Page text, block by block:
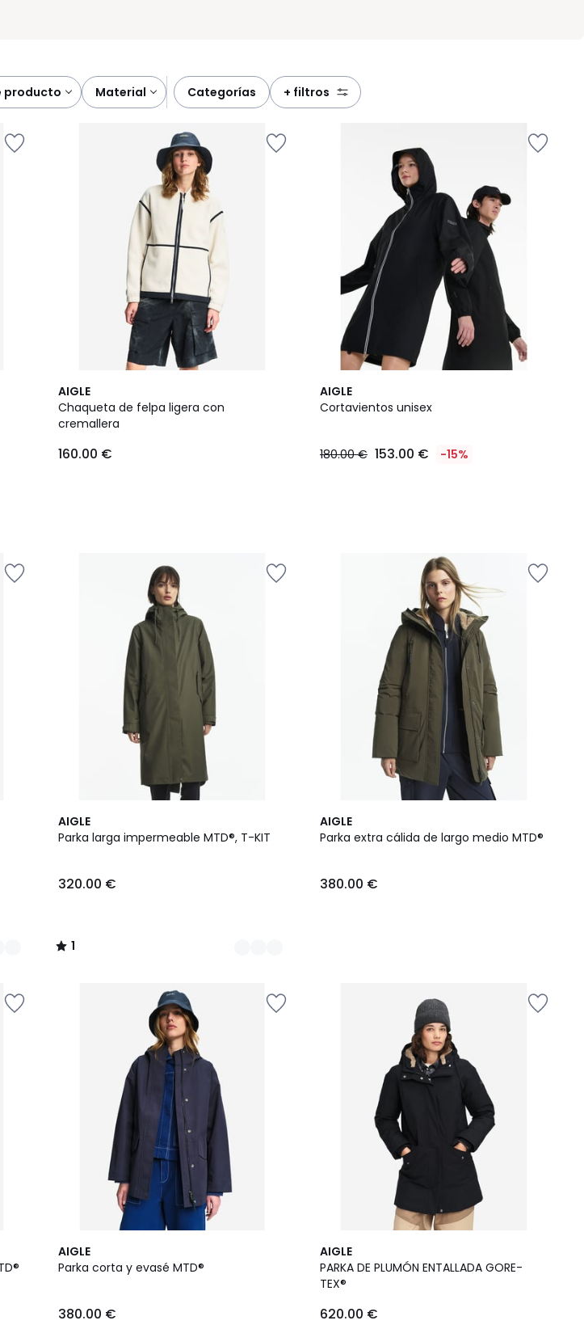
producto material categorías + filtros
AIGLE
Chaqueta de felpa ligera con
cremallera
160.00 €
AIGLE
Cortavientos unisex
180.00 € 153.00 € -15%
AIGLE
Parka larga impermeable MTD®, T-KIT
320.00 €
1
/
2
Colores
1
/
AIGLE
Parka extra cálida de largo medio MTD®
380.00 €
AIGLE
Parka corta y evasé MTD®
380.00 €
2
Colores
AIGLE
PARKA DE PLUMÓN ENTALLADA GORE-
TEX®
620.00 €